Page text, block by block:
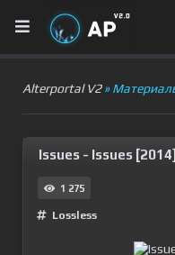
Alterportal V2»
Issues - Issues [2014]
1 275
Lossless